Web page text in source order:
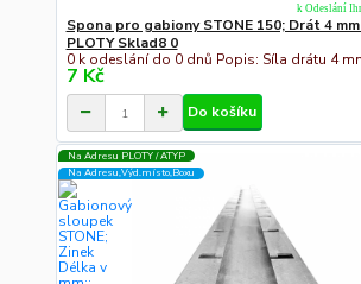
Spona pro gabiony STONE 150; Drát 4 mm
PLOTY Sklad8 0
0 k odeslání do 0 dnů Popis: Síla drátu 4
7 Kč
k Odeslání
Do košíku
Na Adresu PLOTY / ATYP
Na Adresu,Výd.místo,Boxu